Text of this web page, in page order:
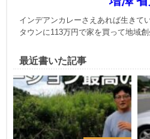
インデアンカレーさえあれば生きて
タウンに113万円で家を買って地域
最近書いた記事